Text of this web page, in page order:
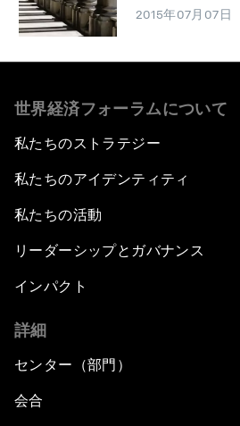
2015年07月07日
世界経済フォーラムについて
私たちのストラテジー
私たちのアイデンティティ
私たちの活動
リーダーシップとガバナンス
インパクト
詳細
センター（部門）
会合